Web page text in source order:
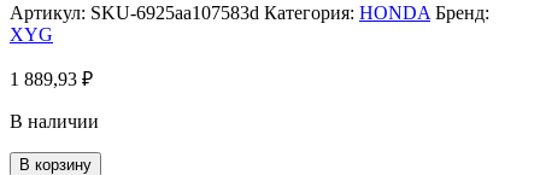
Артикул: SKU-6925aa107583d Категория: HONDA Бренд:
XYG
1 889,93 ₽
В наличии
Количество
В корзину